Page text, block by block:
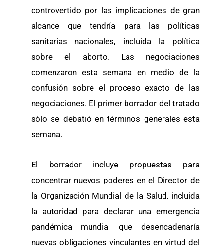
controvertido por las implicaciones de gran
alcance que tendría para las políticas
sanitarias nacionales, incluida la política
sobre el aborto. Las negociaciones
comenzaron esta semana en medio de la
confusión sobre el proceso exacto de las
negociaciones. El primer borrador del tratado
sólo se debatió en términos generales esta
semana.
El borrador incluye propuestas para
concentrar nuevos poderes en el Director de
la Organización Mundial de la Salud, incluida
la autoridad para declarar una emergencia
pandémica mundial que desencadenaría
nuevas obligaciones vinculantes en virtud del